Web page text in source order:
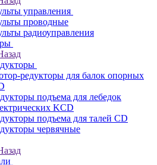
управления
проводные
радиоуправления
редукторы для балок опорных
подъема для лебедок
KCD
подъема для талей CD
червячные